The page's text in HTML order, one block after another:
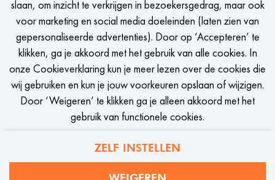
slaan, om inzicht te verkrijgen in bezoekersgedrag, maar ook
voor marketing en social media doeleinden (laten zien van
gepersonaliseerde advertenties). Door op ‘Accepteren’ te
klikken, ga je akkoord met het gebruik van alle cookies. In
onze Cookieverklaring kun je meer lezen over de cookies die
wij gebruiken en kun je jouw voorkeuren opslaan of wijzigen.
Door ‘Weigeren’ te klikken ga je alleen akkoord met het
gebruik van functionele cookies.
ZELF INSTELLEN
STEL JOB ALERT IN
Privacy Cookies